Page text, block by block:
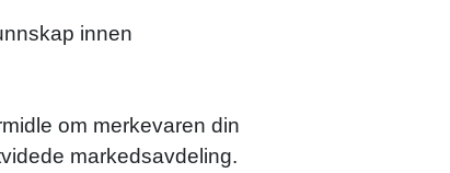
innen
om merkevaren din
markedsavdeling.